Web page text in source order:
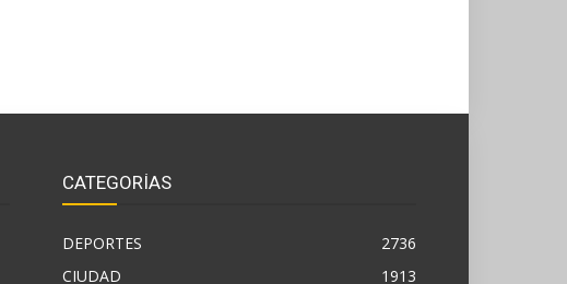
CATEGORÍAS
DEPORTES
2736
CIUDAD
1913